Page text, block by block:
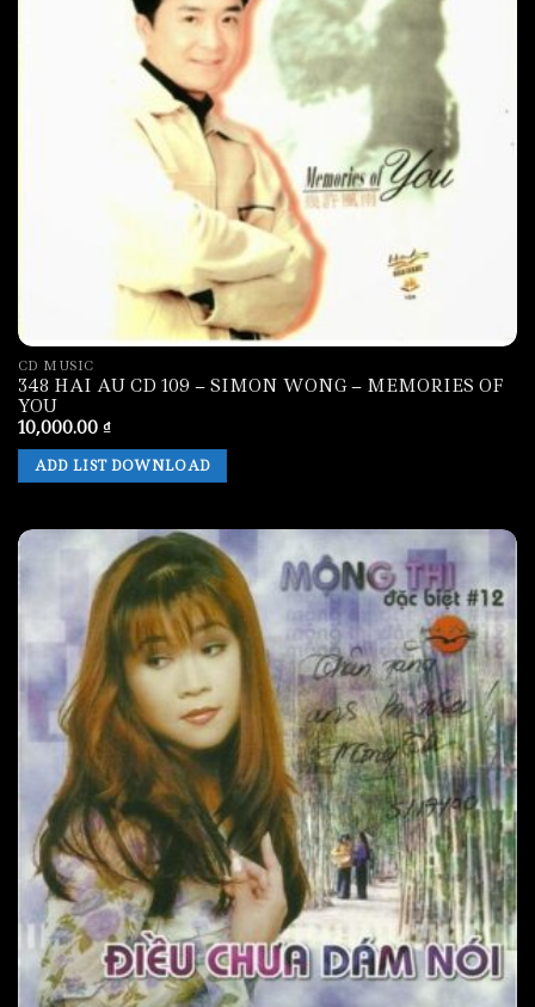
CD MUSIC
348 HAI AU CD 109 – SIMON WONG – MEMORIES OF
YOU
10,000.00 ₫
ADD LIST DOWNLOAD